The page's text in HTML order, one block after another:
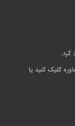
کرد.
کلیک کنید یا